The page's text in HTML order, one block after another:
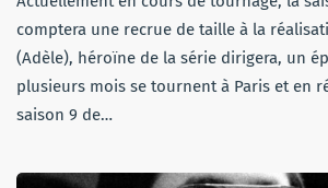
comptera une recrue de taille à la
(Adèle), héroïne de la série dirigera, un
plusieurs mois se tournent à Paris et en
saison 9 de…